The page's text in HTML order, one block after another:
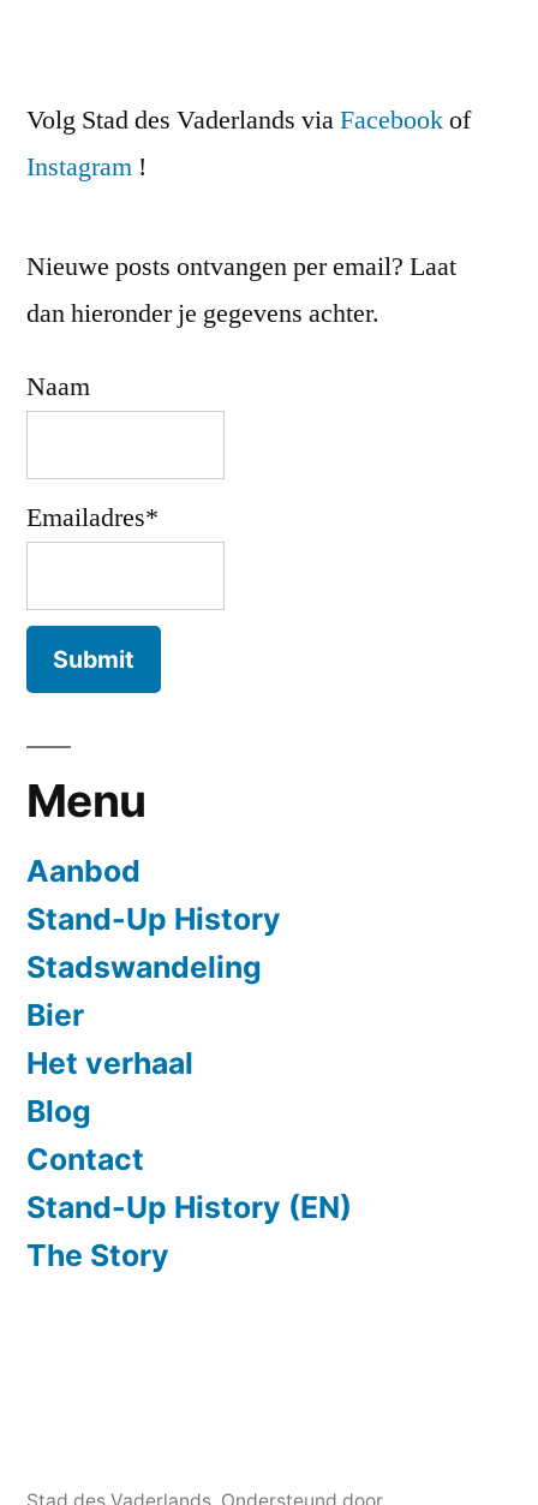
Volg Stad des Vaderlands viaFacebookof
Instagram !
Nieuwe posts ontvangen per email? Laat
dan hieronder je gegevens achter.
Naam
Emailadres*
Menu
Aanbod
Stand-Up History
Stadswandeling
Bier
Het verhaal
Blog
Contact
Stand-Up History (EN)
The Story